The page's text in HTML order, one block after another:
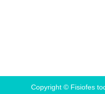
Copyright © Fisiofes